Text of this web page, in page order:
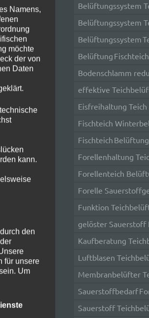
im
Belüftungssystem
Belüftungssystem
Belüftungssystem
Belüftung Fischteich
Bodenschlamm
effektive
Eisfreihaltung Teich
Fischteich
Fischteich
Forellenhaltung
Forellenteich
Forelle
Funktion
gelöster Sauerstoff
Kaufberatung
Luftblasen
Membranbelüfter
Sauerstoffbedarf
Sauerstoff
Namens,
möchte
der von
Daten
kann.
den
für unsere
Um